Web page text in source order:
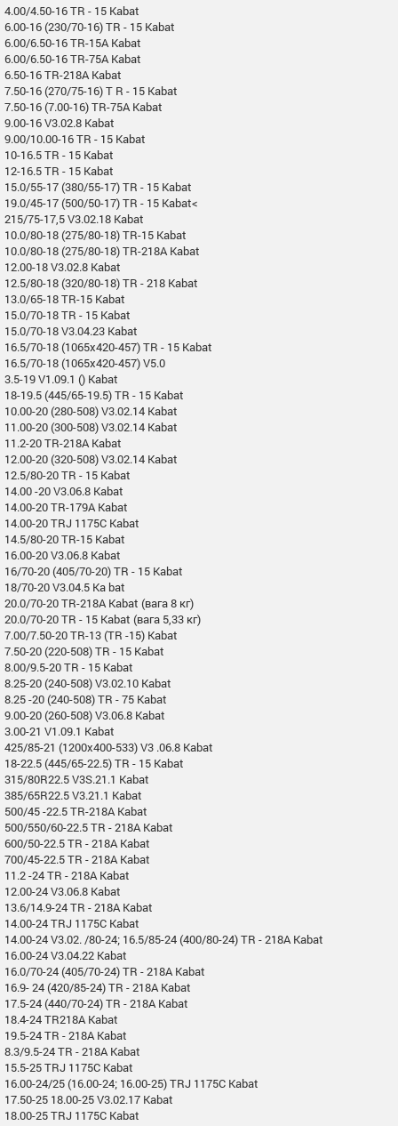
4.00/4.50-16 TR - 15 Kabat
6.00-16 (230/70-16) TR - 15 Kabat
6.00/6.50-16 TR-15A Kabat
6.00/6.50-16 TR-75A Kabat
6.50-16 TR-218A Kabat
7.50-16 (270/75-16) T R - 15 Kabat
7.50-16 (7.00-16) TR-75A Kabat
9.00-16 V3.02.8 Kabat
9.00/10.00-16 TR - 15 Kabat
10-16.5 TR - 15 Kabat
12-16.5 TR - 15 Kabat
15.0/55-17 (380/55-17) TR - 15 Kabat
19.0/45-17 (500/50-17) TR - 15 Kabat<
215/75-17,5 V3.02.18 Kabat
10.0/80-18 (275/80-18) TR-15 Kabat
10.0/80-18 (275/80-18) TR-218A Kabat
12.00-18 V3.02.8 Kabat
12.5/80-18 (320/80-18) TR - 218 Kabat
13.0/65-18 TR-15 Kabat
15.0/70-18 TR - 15 Kabat
15.0/70-18 V3.04.23 Kabat
16.5/70-18 (1065x420-457) TR - 15 Kabat
16.5/70-18 (1065x420-457) V5.0
3.5-19 V1.09.1 () Kabat
18-19.5 (445/65-19.5) TR - 15 Kabat
10.00-20 (280-508) V3.02.14 Kabat
11.00-20 (300-508) V3.02.14 Kabat
11.2-20 TR-218A Kabat
12.00-20 (320-508) V3.02.14 Kabat
12.5/80-20 TR - 15 Kabat
14.00 -20 V3.06.8 Kabat
14.00-20 TR-179A Kabat
14.00-20 TRJ 1175C Kabat
14.5/80-20 TR-15 Kabat
16.00-20 V3.06.8 Kabat
16/70-20 (405/70-20) TR - 15 Kabat
18/70-20 V3.04.5 Ka bat
20.0/70-20 TR-218A Kabat (вага 8 кг)
20.0/70-20 TR - 15 Kabat (вага 5,33 кг)
7.00/7.50-20 TR-13 (TR -15) Kabat
7.50-20 (220-508) TR - 15 Kabat
8.00/9.5-20 TR - 15 Kabat
8.25-20 (240-508) V3.02.10 Kabat
8.25 -20 (240-508) TR - 75 Kabat
9.00-20 (260-508) V3.06.8 Kabat
3.00-21 V1.09.1 Kabat
425/85-21 (1200x400-533) V3 .06.8 Kabat
18-22.5 (445/65-22.5) TR - 15 Kabat
315/80R22.5 V3S.21.1 Kabat
385/65R22.5 V3.21.1 Kabat
500/45 -22.5 TR-218A Kabat
500/550/60-22.5 TR - 218A Kabat
600/50-22.5 TR - 218A Kabat
700/45-22.5 TR - 218A Kabat
11.2 -24 TR - 218A Kabat
12.00-24 V3.06.8 Kabat
13.6/14.9-24 TR - 218A Kabat
14.00-24 TRJ 1175C Kabat
14.00-24 V3.02. /80-24; 16.5/85-24 (400/80-24) TR - 218A Kabat
16.00-24 V3.04.22 Kabat
16.0/70-24 (405/70-24) TR - 218A Kabat
16.9- 24 (420/85-24) TR - 218A Kabat
17.5-24 (440/70-24) TR - 218A Kabat
18.4-24 TR218A Kabat
19.5-24 TR - 218A Kabat
8.3/9.5-24 TR - 218A Kabat
15.5-25 TRJ 1175C Kabat
16.00-24/25 (16.00-24; 16.00-25) TRJ 1175C Kabat
17.50-25 18.00-25 V3.02.17 Kabat
18.00-25 TRJ 1175C Kabat